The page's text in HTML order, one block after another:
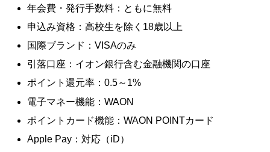
年会費・発行手数料：ともに無料
申込み資格：高校生を除く18歳以上
国際ブランド：VISAのみ
引落口座：イオン銀行含む金融機関の口座
ポイント還元率：0.5～1%
電子マネー機能：WAON
ポイントカード機能：WAON POINTカード
Apple Pay：対応（iD）